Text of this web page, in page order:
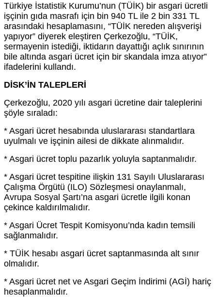
Türkiye İstatistik Kurumu’nun (TÜİK) bir asgari ücretli
işçinin gıda masrafı için bin 940 TL ile 2 bin 331 TL
arasındaki hesaplamasını, “TÜİK nereden alışverişi
yapıyor” diyerek eleştiren Çerkezoğlu, “TÜİK,
sermayenin istediği, iktidarın dayattığı açlık sınırının
bile altında asgari ücret için bir skandala imza atıyor”
ifadelerini kullandı.
DİSK’İN TALEPLERİ
Çerkezoğlu, 2020 yılı asgari ücretine dair taleplerini
şöyle sıraladı:
* Asgari ücret hesabında uluslararası standartlara
uyulmalı ve işçinin ailesi de dikkate alınmalıdır.
* Asgari ücret toplu pazarlık yoluyla saptanmalıdır.
* Asgari ücret tespitine ilişkin 131 Sayılı Uluslararası
Çalışma Örgütü (ILO) Sözleşmesi onaylanmalı,
Avrupa Sosyal Şartı’na asgari ücretle ilgili konan
çekince kaldırılmalıdır.
* Asgari Ücret Tespit Komisyonu’nda kadın temsili
sağlanmalıdır.
* TÜİK hesabı asgari ücret saptanmasında alt sınır
olmalıdır.
* Asgari ücret net ve Asgari Geçim İndirimi (AGİ) hariç
hesaplanmalıdır.